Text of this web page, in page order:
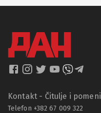
Kontakt - Čitulje i pomeni
Telefon +382 67 009 322